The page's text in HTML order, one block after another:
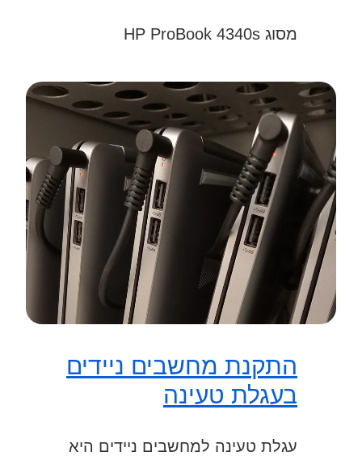
מסוג HP ProBook 4340s
התקנת מחשבים ניידים
בעגלת טעינה
עגלת טעינה למחשבים ניידים היא